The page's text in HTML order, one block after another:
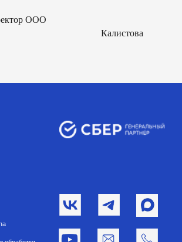
ООО
Калистова